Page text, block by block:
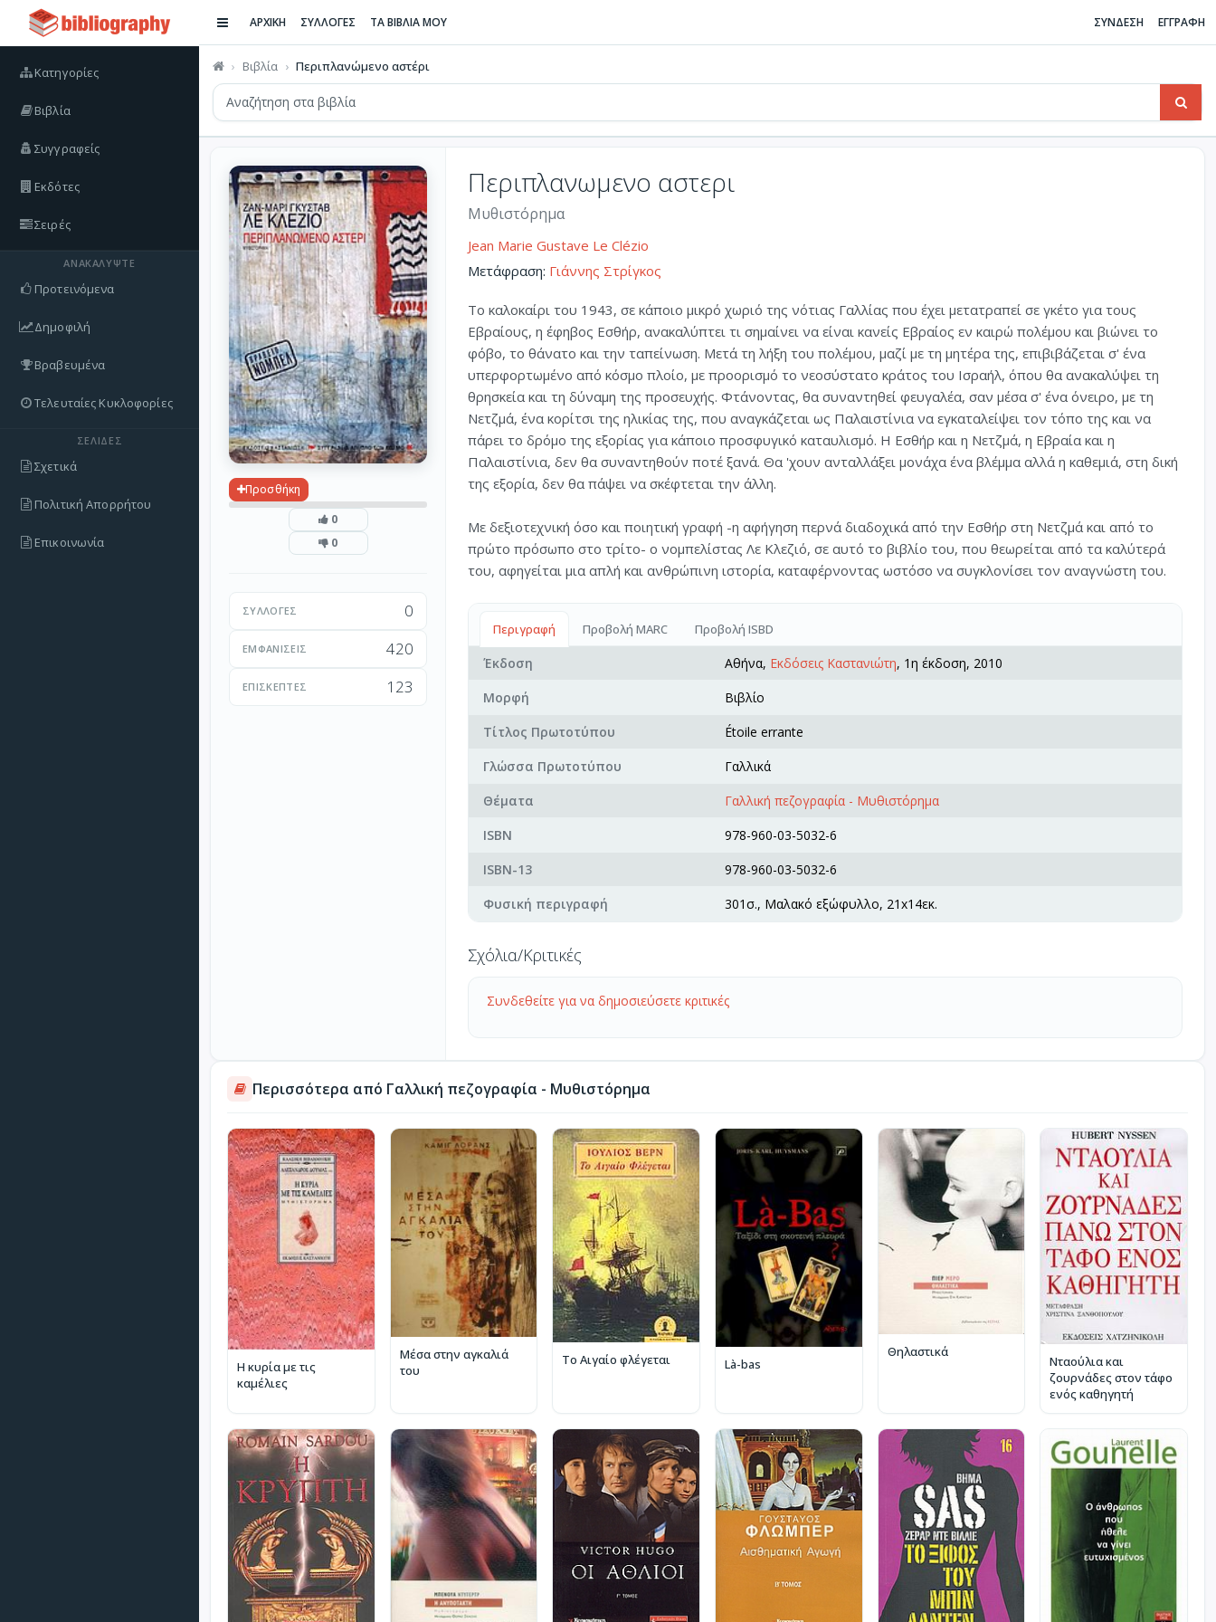
Κατηγορίες
Βιβλία
Συγγραφείς
Εκδότες
Σειρές
ΑΝΑΚΑΛΎΨΤΕ
Προτεινόμενα
Δημοφιλή
Βραβευμένα
Τελευταίες Κυκλοφορίες
ΣΕΛΊΔΕΣ
Σχετικά
Πολιτική Απορρήτου
Επικοινωνία
ΑΡΧΙΚΗ ΣΥΛΛΟΓΕΣ ΤΑ ΒΙΒΛΙΑ ΜΟΥ ΣΥΝΔΕΣΗ ΕΓΓΡΑΦΗ
Βιβλία Περιπλανώμενο αστέρι
Προσθήκη
0
0
ΣΥΛΛΟΓΈΣ 0
ΕΜΦΑΝΊΣΕΙΣ 420
ΕΠΙΣΚΈΠΤΕΣ 123
Περιπλανωμενο αστερι
Μυθιστόρημα
Jean Marie Gustave Le Clézio
Μετάφραση: Γιάννης Στρίγκος
Το καλοκαίρι του 1943, σε κάποιο μικρό χωριό της νότιας Γαλλίας που έχει μετατραπεί σε γκέτο για τους
Εβραίους, η έφηβος Εσθήρ, ανακαλύπτει τι σημαίνει να είναι κανείς Εβραίος εν καιρώ πολέμου και βιώνει το
φόβο, το θάνατο και την ταπείνωση. Μετά τη λήξη του πολέμου, μαζί με τη μητέρα της, επιβιβάζεται σ' ένα
υπερφορτωμένο από κόσμο πλοίο, με προορισμό το νεοσύστατο κράτος του Ισραήλ, όπου θα ανακαλύψει τη
θρησκεία και τη δύναμη της προσευχής. Φτάνοντας, θα συναντηθεί φευγαλέα, σαν μέσα σ' ένα όνειρο, με τη
Νετζμά, ένα κορίτσι της ηλικίας της, που αναγκάζεται ως Παλαιστίνια να εγκαταλείψει τον τόπο της και να
πάρει το δρόμο της εξορίας για κάποιο προσφυγικό καταυλισμό. Η Εσθήρ και η Νετζμά, η Εβραία και η
Παλαιστίνια, δεν θα συναντηθούν ποτέ ξανά. Θα 'χουν ανταλλάξει μονάχα ένα βλέμμα αλλά η καθεμιά, στη δική
της εξορία, δεν θα πάψει να σκέφτεται την άλλη.
Με δεξιοτεχνική όσο και ποιητική γραφή -η αφήγηση περνά διαδοχικά από την Εσθήρ στη Νετζμά και από το
πρώτο πρόσωπο στο τρίτο- ο νομπελίστας Λε Κλεζιό, σε αυτό το βιβλίο του, που θεωρείται από τα καλύτερά
του, αφηγείται μια απλή και ανθρώπινη ιστορία, καταφέρνοντας ωστόσο να συγκλονίσει τον αναγνώστη του.
Περιγραφή Προβολή MARC Προβολή ISBD
Έκδοση Αθήνα, Εκδόσεις Καστανιώτη, 1η έκδοση, 2010
Μορφή
Βιβλίο
Τίτλος Πρωτοτύπου
Étoile errante
Γλώσσα Πρωτοτύπου
Γαλλικά
Θέματα
Γαλλική πεζογραφία - Μυθιστόρημα
ISBN
978-960-03-5032-6
ISBN-13
978-960-03-5032-6
Φυσική περιγραφή
301σ., Μαλακό εξώφυλλο, 21x14εκ.
Σχόλια/Κριτικές
Συνδεθείτε για να δημοσιεύσετε κριτικές
Περισσότερα από Γαλλική πεζογραφία - Μυθιστόρημα
Η κυρία με τις
καμέλιες
Μέσα στην αγκαλιά
του
Το Αιγαίο φλέγεται Là-bas
Θηλαστικά
Νταούλια και
ζουρνάδες στον τάφο
ενός καθηγητή